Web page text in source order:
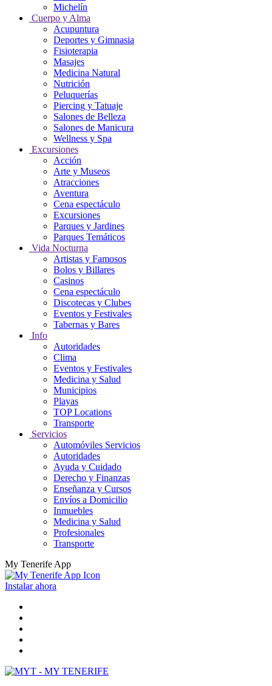
Michelín
Cuerpo y Alma
Acupuntura
Deportes y Gimnasia
Fisioterapia
Masajes
Medicina Natural
Nutrición
Peluquerías
Piercing y Tatuaje
Salones de Belleza
Salones de Manicura
Wellness y Spa
Excursiones
Acción
Arte y Museos
Atracciones
Aventura
Cena espectáculo
Excursiones
Parques y Jardines
Parques Temáticos
Vida Nocturna
Artistas y Famosos
Bolos y Billares
Casinos
Cena espectáculo
Discotecas y Clubes
Eventos y Festivales
Tabernas y Bares
Info
Autoridades
Clima
Eventos y Festivales
Medicina y Salud
Municipios
Playas
TOP Locations
Transporte
Servicios
Automóviles Servicios
Autoridades
Ayuda y Cuidado
Derecho y Finanzas
Enseñanza y Cursos
Envíos a Domicilio
Inmuebles
Medicina y Salud
Profesionales
Transporte
My Tenerife App
Instalar ahora